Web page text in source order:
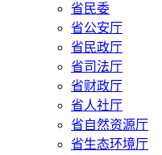
省民委
省公安厅
省民政厅
省司法厅
省财政厅
省人社厅
省自然资源厅
省生态环境厅